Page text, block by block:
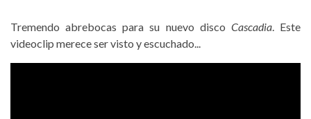
Tremendo abrebocas para su nuevo disco Cascadia. Este
videoclip merece ser visto y escuchado...